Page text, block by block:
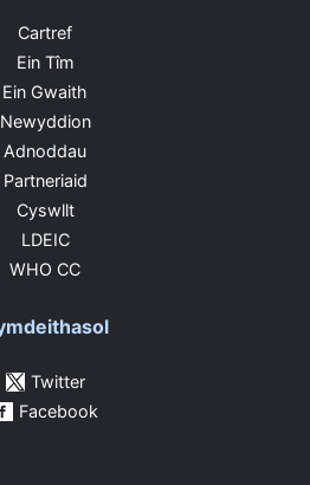
Cartref
Ein Tîm
Ein Gwaith
Newyddion
Adnoddau
Partneriaid
Cyswllt
LDEIC
WHO CC
Twitter
Facebook